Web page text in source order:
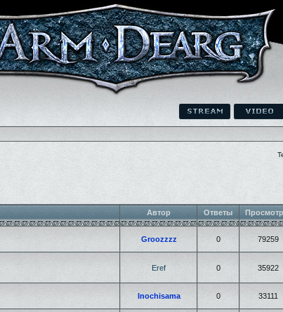
Автор Ответы
Groozzzz 0 79259
Eref 0 35922
Inochisama 0 33111